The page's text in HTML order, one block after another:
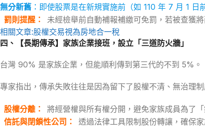
無分新舊 ：即使股票是在新規實施前（如 110 年 7 月 1
罰則提醒 ：
未經檢舉前自動補報補繳可免罰，若被查獲將
相關文章:股權交易視為房地合一稅
四、【長期傳承】家族企業接班，設立「三道防火牆」
台灣 90% 是家族企業，但能順利傳到第三代的不到 5%。
專家指出，傳承失敗往往是因為留下了股權不清、無治理
股權分離 ：
將經營權與所有權分開，避免家族成員為了
信託與閉鎖性公司 ：
透過法律工具限制股份轉讓，確保